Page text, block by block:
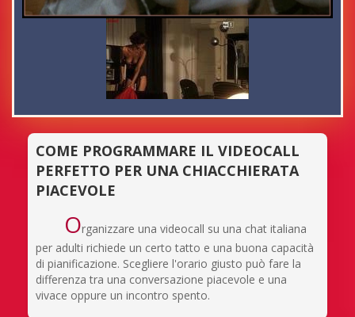
COME PROGRAMMARE IL VIDEOCALL
PERFETTO PER UNA CHIACCHIERATA
PIACEVOLE
Organizzare una videocall su una chat italiana
per adulti richiede un certo tatto e una buona capacità
di pianificazione. Scegliere l'orario giusto può fare la
differenza tra una conversazione piacevole e una
vivace oppure un incontro spento.